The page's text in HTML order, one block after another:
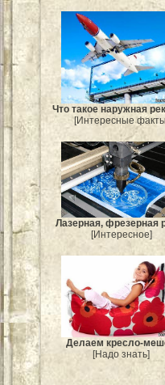
Что такое наружная
[Интересные
Лазерная, фрезерная
[Интересное]
Делаем кресло-
[Надо знать]